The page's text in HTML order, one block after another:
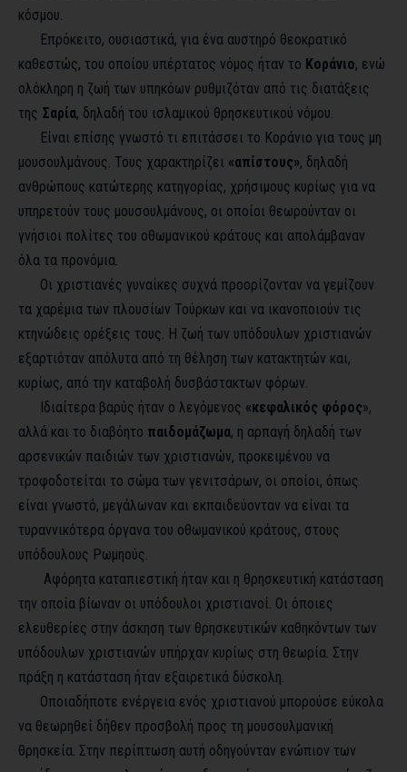
κόσμου.
Επρόκειτο, ουσιαστικά, για ένα αυστηρό θεοκρατικό
καθεστώς, του οποίου υπέρτατος νόμος ήταν το Κοράνιο, ενώ
ολόκληρη η ζωή των υπηκόων ρυθμιζόταν από τις διατάξεις
της Σαρία, δηλαδή του ισλαμικού θρησκευτικού νόμου.
Είναι επίσης γνωστό τι επιτάσσει το Κοράνιο για τους μη
μουσουλμάνους. Τους χαρακτηρίζει «απίστους», δηλαδή
ανθρώπους κατώτερης κατηγορίας, χρήσιμους κυρίως για να
υπηρετούν τους μουσουλμάνους, οι οποίοι θεωρούνταν οι
γνήσιοι πολίτες του οθωμανικού κράτους και απολάμβαναν
όλα τα προνόμια.
Οι χριστιανές γυναίκες συχνά προορίζονταν να γεμίζουν
τα χαρέμια των πλουσίων Τούρκων και να ικανοποιούν τις
κτηνώδεις ορέξεις τους. Η ζωή των υπόδουλων χριστιανών
εξαρτιόταν απόλυτα από τη θέληση των κατακτητών και,
κυρίως, από την καταβολή δυσβάστακτων φόρων.
Ιδιαίτερα βαρύς ήταν ο λεγόμενος «κεφαλικός φόρος»,
αλλά και το διαβόητο παιδομάζωμα, η αρπαγή δηλαδή των
αρσενικών παιδιών των χριστιανών, προκειμένου να
τροφοδοτείται το σώμα των γενιτσάρων, οι οποίοι, όπως
είναι γνωστό, μεγάλωναν και εκπαιδεύονταν να είναι τα
τυραννικότερα όργανα του οθωμανικού κράτους, στους
υπόδουλους Ρωμηούς.
Αφόρητα καταπιεστική ήταν και η θρησκευτική κατάσταση
την οποία βίωναν οι υπόδουλοι χριστιανοί. Οι όποιες
ελευθερίες στην άσκηση των θρησκευτικών καθηκόντων των
υπόδουλων χριστιανών υπήρχαν κυρίως στη θεωρία. Στην
πράξη η κατάσταση ήταν εξαιρετικά δύσκολη.
Οποιαδήποτε ενέργεια ενός χριστιανού μπορούσε εύκολα
να θεωρηθεί δήθεν προσβολή προς τη μουσουλμανική
θρησκεία. Στην περίπτωση αυτή οδηγούνταν ενώπιον των